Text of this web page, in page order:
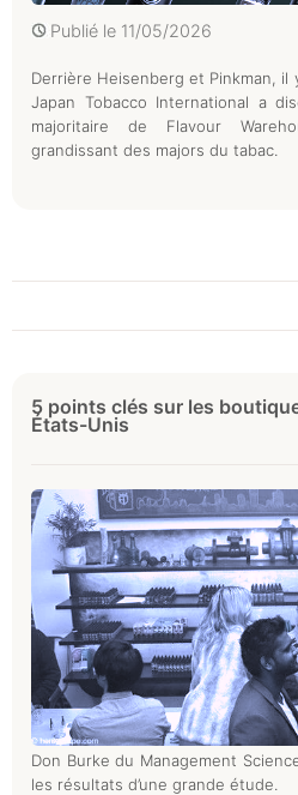
Publié le 11/05/2026
Derrière Heisenberg et Pinkman, il
Japan Tobacco International a
majoritaire de Flavour
grandissant des majors du tabac.
5 points clés sur les
États-Unis
Don Burke du Management
les résultats d’une grande étude.